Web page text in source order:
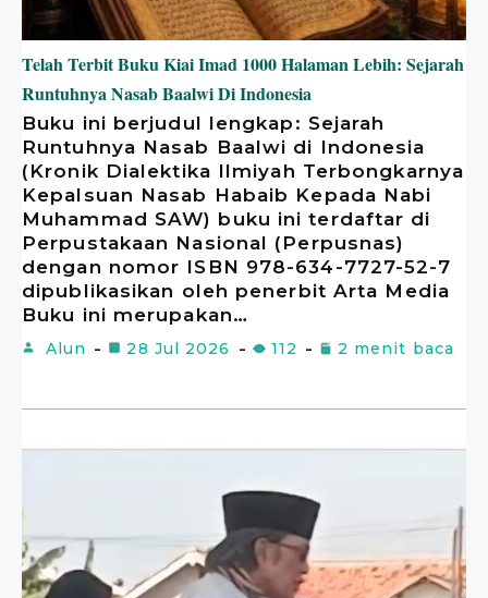
Telah Terbit Buku Kiai Imad 1000 Halaman Lebih: Sejarah
Runtuhnya Nasab Baalwi Di Indonesia
Buku ini berjudul lengkap: Sejarah
Runtuhnya Nasab Baalwi di Indonesia
(Kronik Dialektika Ilmiyah Terbongkarnya
Kepalsuan Nasab Habaib Kepada Nabi
Muhammad SAW) buku ini terdaftar di
Perpustakaan Nasional (Perpusnas)
dengan nomor ISBN 978-634-7727-52-7
dipublikasikan oleh penerbit Arta Media
Buku ini merupakan…
Alun 28 Jul 2026 112 2 menit baca